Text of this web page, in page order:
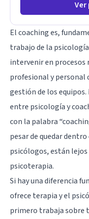
Ver
El coaching es,
trabajo de la
intervenir en procesos
profesional y personal
gestión de los
entre psicología y
con la palabra
pesar de quedar
psicólogos, están
psicoterapia.
Si hay una diferencia
ofrece terapia y el
primero trabaja sobre